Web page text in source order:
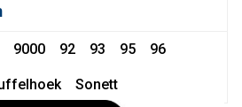
9000 92 93 95 96
Sonett